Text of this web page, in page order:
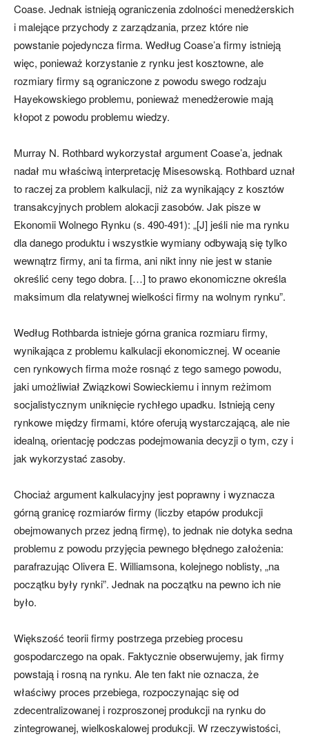
Coase. Jednak istnieją ograniczenia zdolności menedżerskich
i malejące przychody z zarządzania, przez które nie
powstanie pojedyncza firma. Według Coase’a firmy istnieją
więc, ponieważ korzystanie z rynku jest kosztowne, ale
rozmiary firmy są ograniczone z powodu swego rodzaju
Hayekowskiego problemu, ponieważ menedżerowie mają
kłopot z powodu problemu wiedzy.
Murray N. Rothbard wykorzystał argument Coase’a, jednak
nadał mu właściwą interpretację Misesowską. Rothbard uznał
to raczej za problem kalkulacji, niż za wynikający z kosztów
transakcyjnych problem alokacji zasobów. Jak pisze w
Ekonomii Wolnego Rynku (s. 490-491): „[J] jeśli nie ma rynku
dla danego produktu i wszystkie wymiany odbywają się tylko
wewnątrz firmy, ani ta firma, ani nikt inny nie jest w stanie
określić ceny tego dobra. […] to prawo ekonomiczne określa
maksimum dla relatywnej wielkości firmy na wolnym rynku”.
Według Rothbarda istnieje górna granica rozmiaru firmy,
wynikająca z problemu kalkulacji ekonomicznej. W oceanie
cen rynkowych firma może rosnąć z tego samego powodu,
jaki umożliwiał Związkowi Sowieckiemu i innym reżimom
socjalistycznym uniknięcie rychłego upadku. Istnieją ceny
rynkowe między firmami, które oferują wystarczającą, ale nie
idealną, orientację podczas podejmowania decyzji o tym, czy i
jak wykorzystać zasoby.
Chociaż argument kalkulacyjny jest poprawny i wyznacza
górną granicę rozmiarów firmy (liczby etapów produkcji
obejmowanych przez jedną firmę), to jednak nie dotyka sedna
problemu z powodu przyjęcia pewnego błędnego założenia:
parafrazując Olivera E. Williamsona, kolejnego noblisty, „na
początku były rynki”. Jednak na początku na pewno ich nie
było.
Większość teorii firmy postrzega przebieg procesu
gospodarczego na opak. Faktycznie obserwujemy, jak firmy
powstają i rosną na rynku. Ale ten fakt nie oznacza, że
właściwy proces przebiega, rozpoczynając się od
zdecentralizowanej i rozproszonej produkcji na rynku do
zintegrowanej, wielkoskalowej produkcji. W rzeczywistości,